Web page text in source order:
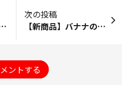
ンダーミニバー 香ばしブラン
次の投稿
【新商品】バナナのサンダーひとくちサイズ
ントする